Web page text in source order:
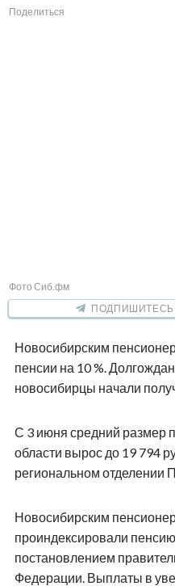
Поделиться
Фото Сиб.фм
ПОДПИШИТЕСЬ
Новосибирским
пенсии на 10 %.
новосибирцы начали
С 3 июня средний размер
области вырос до 19 794
региональном отделении
Новосибирским
проиндексировали пенсию
постановлением
Федерации. Выплаты в